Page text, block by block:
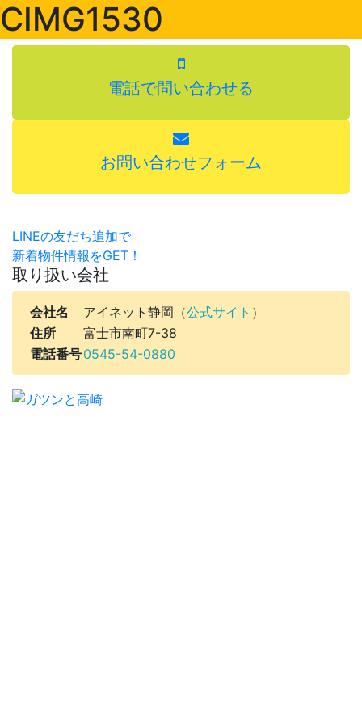
CIMG1530
電話で問い合わせる
お問い合わせフォーム
LINEの友だち追加で
新着物件情報をGET！
取り扱い会社
会社名 アイネット静岡（公式サイト ）
住所
富士市南町7-38
電話番号0545-54-0880